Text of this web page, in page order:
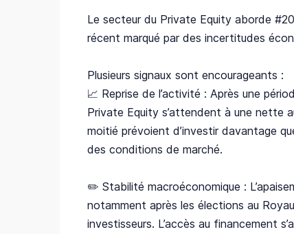
Le secteur du Private Equity aborde
récent marqué par des incertitudes
Plusieurs signaux sont encourageants :
📈 Reprise de l’activité : Après une
Private Equity s’attendent à une nette
moitié prévoient d’investir davantage
des conditions de marché.
✏️ Stabilité macroéconomique :
notamment après les élections au
investisseurs. L’accès au financement